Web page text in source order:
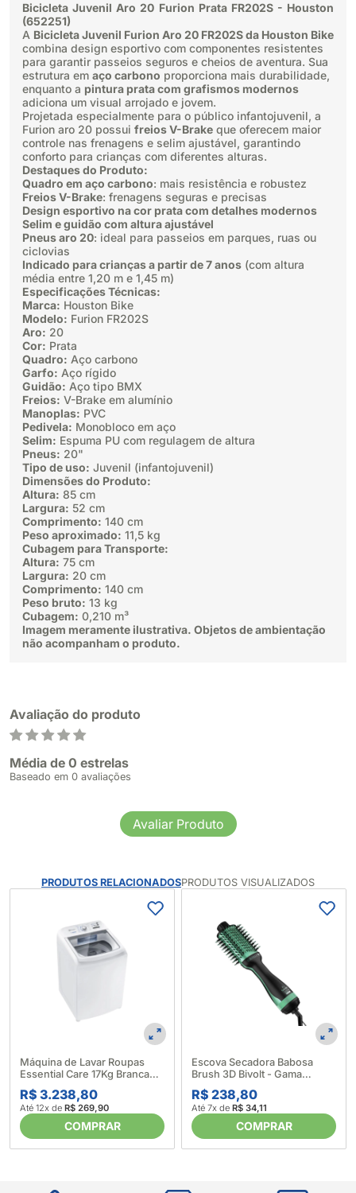
Bicicleta Juvenil Aro 20 Furion Prata FR202S - Houston
(652251)
A Bicicleta Juvenil Furion Aro 20 FR202S da Houston Bike
combina design esportivo com componentes resistentes
para garantir passeios seguros e cheios de aventura. Sua
estrutura em aço carbono proporciona mais durabilidade,
enquanto a pintura prata com grafismos modernos
adiciona um visual arrojado e jovem.
Projetada especialmente para o público infantojuvenil, a
Furion aro 20 possui freios V-Brake que oferecem maior
controle nas frenagens e selim ajustável, garantindo
conforto para crianças com diferentes alturas.
Destaques do Produto:
Quadro em aço carbono: mais resistência e robustez
Freios V-Brake: frenagens seguras e precisas
Design esportivo na cor prata com detalhes modernos
Selim e guidão com altura ajustável
Pneus aro 20: ideal para passeios em parques, ruas ou
ciclovias
Indicado para crianças a partir de 7 anos (com altura
média entre 1,20 m e 1,45 m)
Especificações Técnicas:
Marca: Houston Bike
Modelo: Furion FR202S
Aro: 20
Cor: Prata
Quadro: Aço carbono
Garfo: Aço rígido
Guidão: Aço tipo BMX
Freios: V-Brake em alumínio
Manoplas: PVC
Pedivela: Monobloco em aço
Selim: Espuma PU com regulagem de altura
Pneus: 20"
Tipo de uso: Juvenil (infantojuvenil)
Dimensões do Produto:
Altura: 85 cm
Largura: 52 cm
Comprimento: 140 cm
Peso aproximado: 11,5 kg
Cubagem para Transporte:
Altura: 75 cm
Largura: 20 cm
Comprimento: 140 cm
Peso bruto: 13 kg
Cubagem: 0,210 m³
Imagem meramente ilustrativa. Objetos de ambientação
não acompanham o produto.
Avaliação do produto
Média de 0 estrelas
Baseado em 0 avaliações
Avaliar Produto
PRODUTOS RELACIONADOSPRODUTOS VISUALIZADOS
Máquina de Lavar Roupas
Essential Care 17Kg Branca
LED17 - Electrolux (633997)
R$ 3.238,80
Até 12x de R$ 269,90
COMPRAR
Escova Secadora Babosa
Brush 3D Bivolt - Gama
(624393)
R$ 238,80
Até 7x de R$ 34,11
COMPRAR